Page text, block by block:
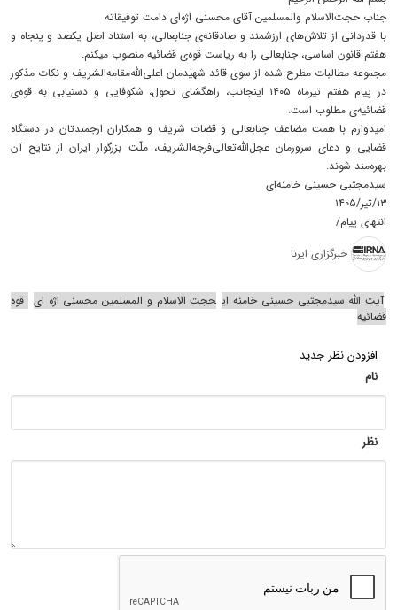
جناب حجت‌الاسلام والمسلمین آقای محسنی اژه‌ای دامت توفیقاته
با قدردانی از تلاش‌های ارزشمند و صادقانه‌ی جنابعالی، به استناد اصل یکصد و پنجاه و
هفتم قانون اساسی، جنابعالی را به ریاست قوه‌ی قضائیه منصوب میکنم.
مجموعه مطالبات مطرح شده از سوی قائد شهیدمان اعلی‌الله‌مقامه‌الشریف و نکات مذکور
در پیام هفتم تیرماه ۱۴۰۵ اینجانب، راهگشای تحول، شکوفایی و دستیابی به قوه‌ی
قضائیه‌ی مطلوب است.
امیدوارم با همت مضاعف جنابعالی و قضات شریف و همکاران ارجمندتان در دستگاه
قضایی و دعای سرورمان عجل‌الله‌تعالی‌فرجه‌الشریف، ملّت بزرگوار ایران از نتایج آن
بهره‌مند شوند.
سیدمجتبی حسینی خامنه‌ای
۱۳/تیر/۱۴۰۵
انتهای پیام/
خبرگزاری ایرنا
آیت الله سیدمجتبی حسینی خامنه ای حجت الاسلام و المسلمین محسنی اژه ای قوه
قضائیه
افزودن نظر جدید
نام
نظر